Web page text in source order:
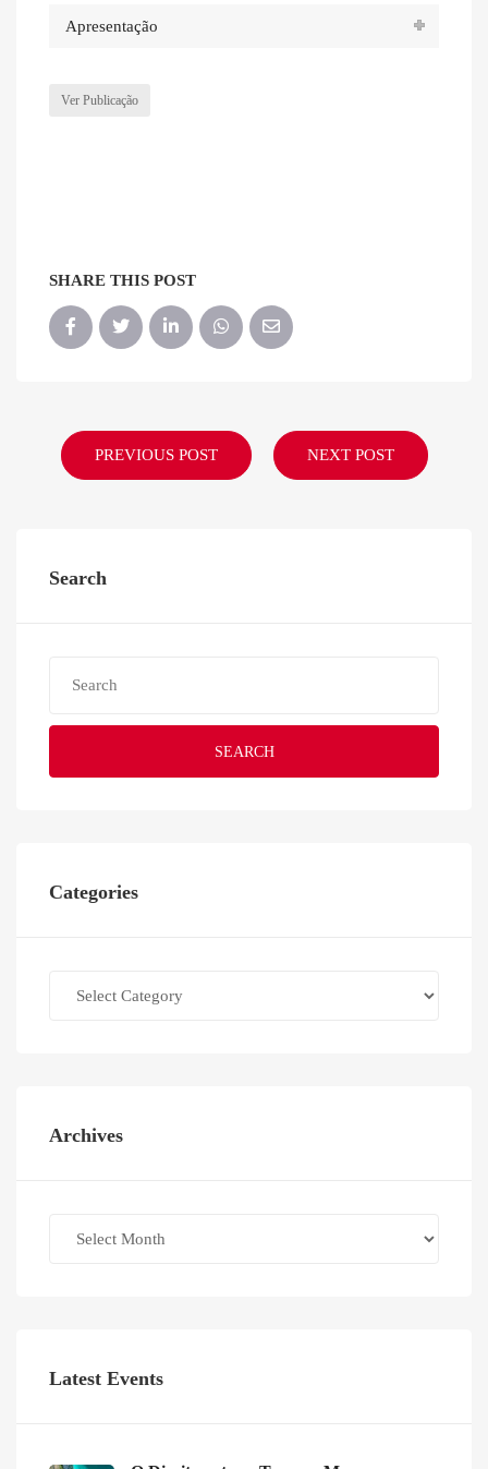
Apresentação
Ver Publicação
SHARE THIS POST
PREVIOUS POST NEXT POST
Search
SEARCH
Categories
Archives
Latest Events